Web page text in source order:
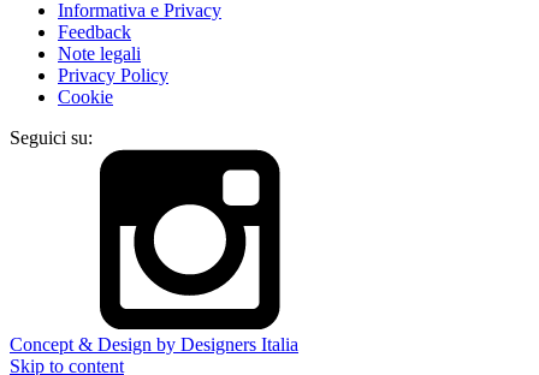
Informativa e Privacy
Feedback
Note legali
Privacy Policy
Cookie
Seguici su:
Concept & Design by Designers Italia
Skip to content